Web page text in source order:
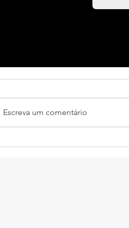
Escreva um comentário